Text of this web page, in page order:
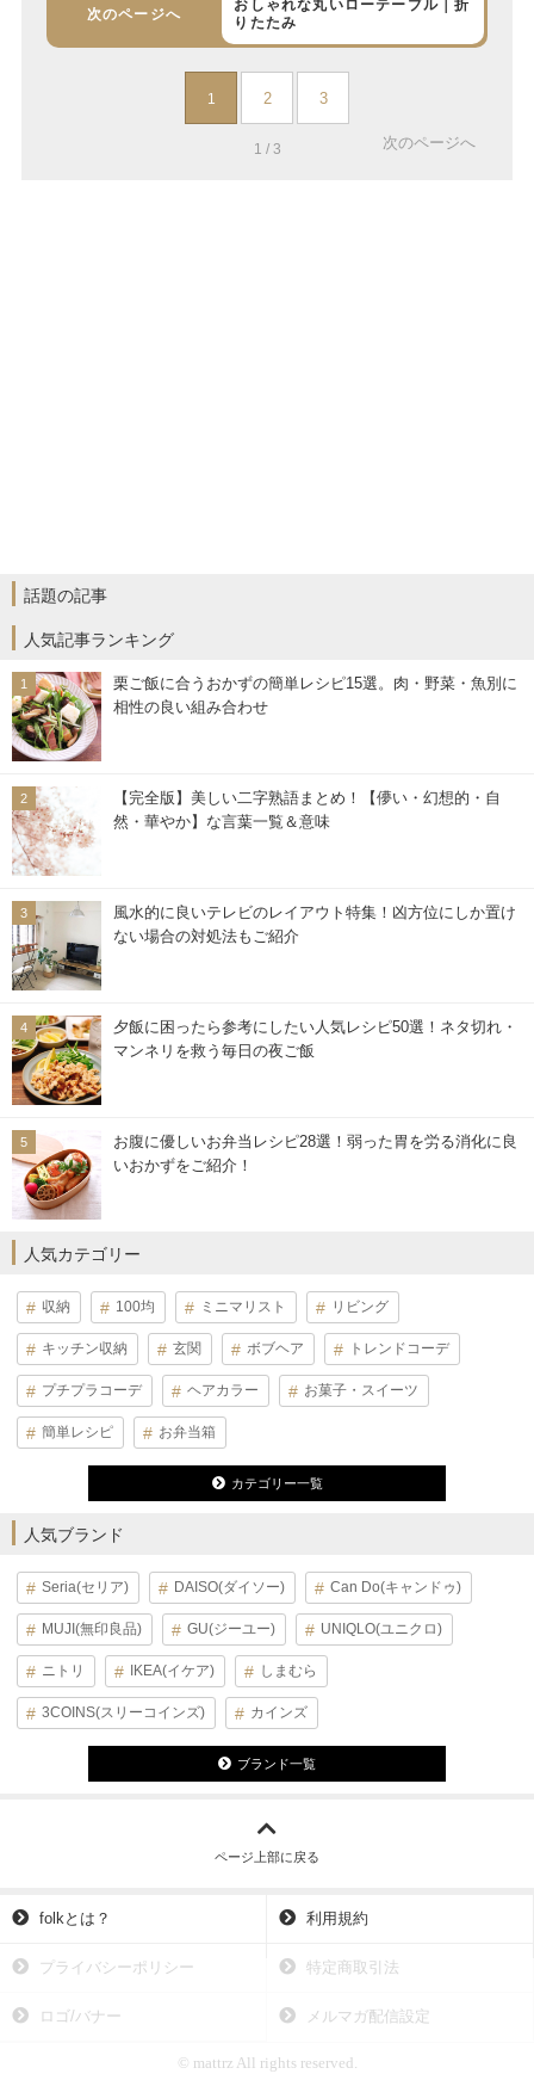
次のページへ
おしゃれな丸いローテーブル｜折
りたたみ
1 2 3
1 / 3 次のページへ
話題の記事
人気記事ランキング
栗ご飯に合うおかずの簡単レシピ15選。肉・野菜・魚別に
相性の良い組み合わせ
【完全版】美しい二字熟語まとめ！【儚い・幻想的・自
然・華やか】な言葉一覧＆意味
風水的に良いテレビのレイアウト特集！凶方位にしか置け
ない場合の対処法もご紹介
夕飯に困ったら参考にしたい人気レシピ50選！ネタ切れ・
マンネリを救う毎日の夜ご飯
お腹に優しいお弁当レシピ28選！弱った胃を労る消化に良
いおかずをご紹介！
人気カテゴリー
収納 100均 ミニマリスト リビング
キッチン収納 玄関 ボブヘア トレンドコーデ
プチプラコーデ ヘアカラー お菓子・スイーツ
簡単レシピ お弁当箱
カテゴリー一覧
人気ブランド
Seria(セリア) DAISO(ダイソー) Can Do(キャンドゥ)
MUJI(無印良品) GU(ジーユー) UNIQLO(ユニクロ)
ニトリ IKEA(イケア) しまむら
3COINS(スリーコインズ) カインズ
ブランド一覧
ページ上部に戻る
folkとは？ 利用規約
プライバシーポリシー 特定商取引法
ロゴ/バナー メルマガ配信設定
© mattrz All rights reserved.